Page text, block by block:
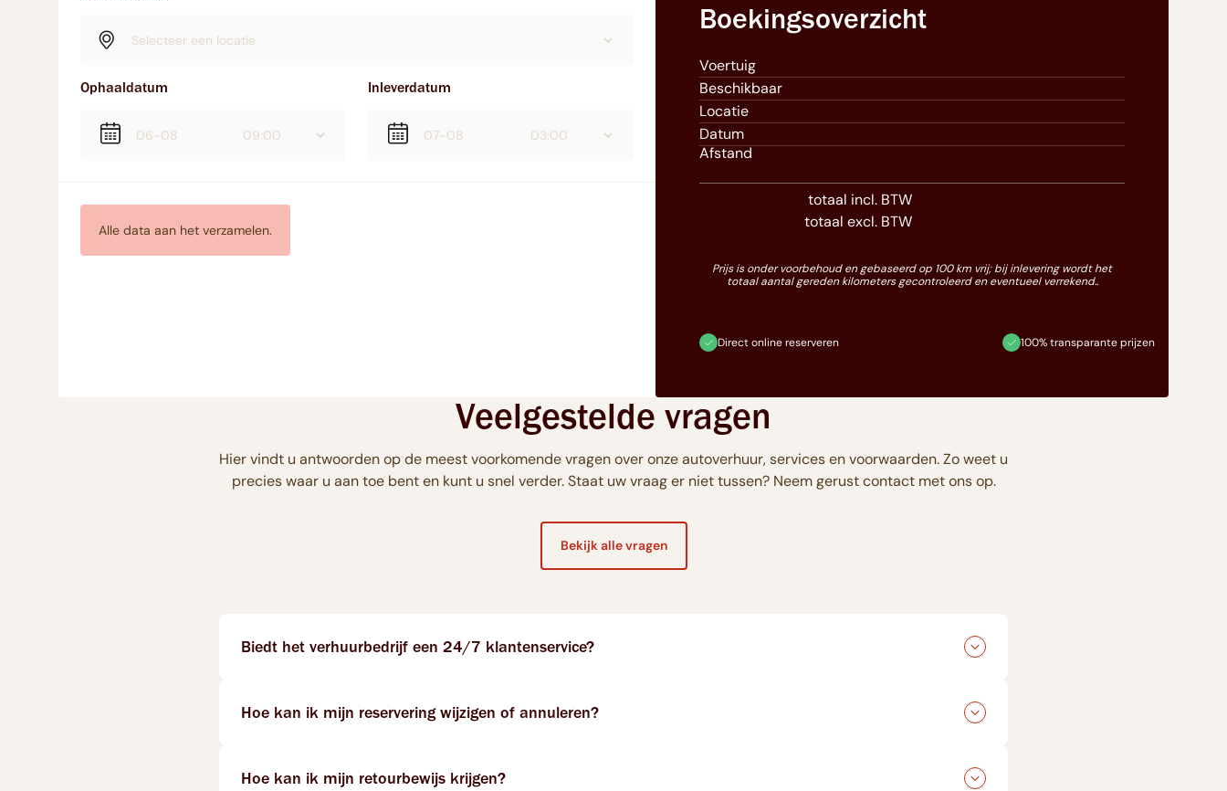
Ophaaldatum Inleverdatum
Alle data aan het verzamelen.
Boekingsoverzicht
Voertuig
Beschikbaar
Locatie
Datum
Afstand
totaal incl. BTW
totaal excl. BTW
Prijs is onder voorbehoud en gebaseerd op 100 km vrij; bij inlevering wordt het
totaal aantal gereden kilometers gecontroleerd en eventueel verrekend..
Direct online reserveren 100% transparante prijzen
Veelgestelde vragen
Hier vindt u antwoorden op de meest voorkomende vragen over onze autoverhuur, services en voorwaarden. Zo weet u
precies waar u aan toe bent en kunt u snel verder. Staat uw vraag er niet tussen? Neem gerust contact met ons op.
Bekijk alle vragen
Biedt het verhuurbedrijf een 24/7 klantenservice?
Hoe kan ik mijn reservering wijzigen of annuleren?
Hoe kan ik mijn retourbewijs krijgen?